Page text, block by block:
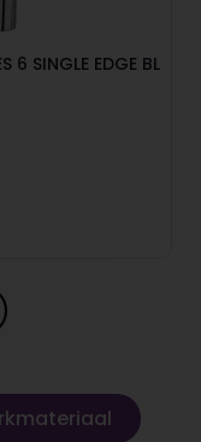
6 SINGLE EDGE BL